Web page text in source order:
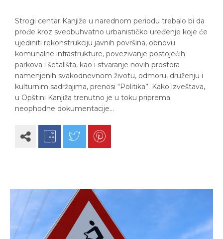
Strogi centar Kanjiže u narednom periodu trebalo bi da
prođe kroz sveobuhvatno urbanističko uređenje koje će
ujediniti rekonstrukciju javnih površina, obnovu
komunalne infrastrukture, povezivanje postojećih
parkova i šetališta, kao i stvaranje novih prostora
namenjenih svakodnevnom životu, odmoru, druženju i
kulturnim sadržajima, prenosi “Politika”. Kako izveštava,
u Opštini Kanjiža trenutno je u toku priprema
neophodne dokumentacije…